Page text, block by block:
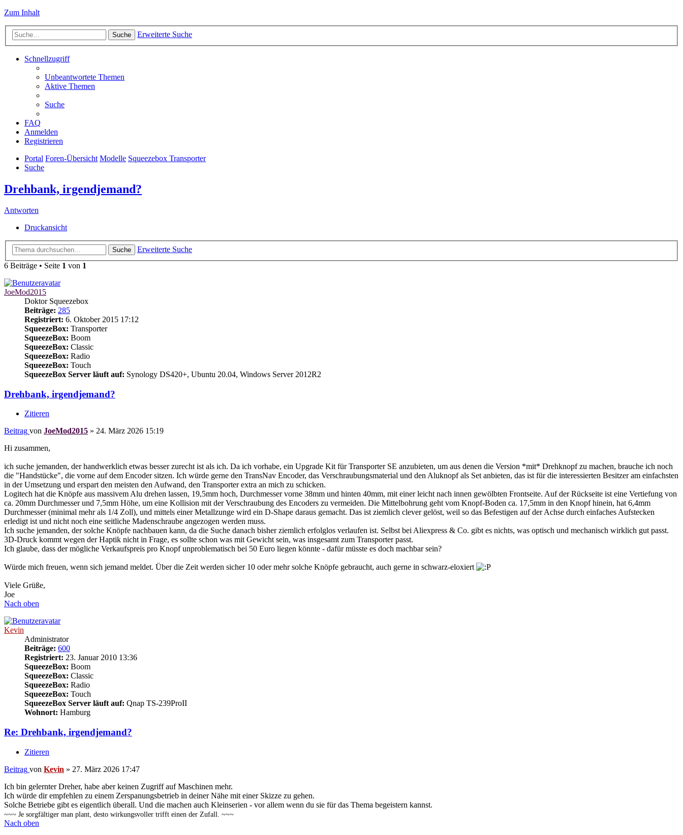
Zum Inhalt
Suche Erweiterte Suche
Schnellzugriff
Unbeantwortete Themen
Aktive Themen
Suche
FAQ
Anmelden
Registrieren
Portal Foren-Übersicht Modelle Squeezebox Transporter
Suche
Drehbank, irgendjemand?
Antworten
Druckansicht
Suche
Erweiterte Suche
6 Beiträge • Seite 1 von 1
JoeMod2015
Doktor Squeezebox
Beiträge: 285
Registriert: 6. Oktober 2015 17:12
SqueezeBox: Transporter
SqueezeBox: Boom
SqueezeBox: Classic
SqueezeBox: Radio
SqueezeBox: Touch
SqueezeBox Server läuft auf: Synology DS420+, Ubuntu 20.04, Windows Server 2012R2
Drehbank, irgendjemand?
Zitieren
Beitrag von JoeMod2015 » 24. März 2026 15:19
Hi zusammen,
ich suche jemanden, der handwerklich etwas besser zurecht ist als ich. Da ich vorhabe, ein Upgrade Kit für Transporter SE anzubieten, um aus denen die Version *mit* Drehknopf zu machen, brauche ich noch
die "Handstücke", die vorne auf dem Encoder sitzen. Ich würde gerne den TransNav Encoder, das Verschraubungsmaterial und den Aluknopf als Set anbieten, das ist für die interessierten Besitzer am einfachsten
in der Umsetzung und erspart den meisten den Aufwand, den Transporter extra an mich zu schicken.
Logitech hat die Knöpfe aus massivem Alu drehen lassen, 19,5mm hoch, Durchmesser vorne 38mm und hinten 40mm, mit einer leicht nach innen gewölbten Frontseite. Auf der Rückseite ist eine Vertiefung von
ca. 20mm Durchmesser und 7,5mm Höhe, um eine Kollision mit der Verschraubung des Encoders zu vermeiden. Die Mittelbohrung geht vom Knopf-Boden ca. 17,5mm in den Knopf hinein, hat 6,4mm
Durchmesser (minimal mehr als 1/4 Zoll), und mittels einer Metallzunge wird ein D-Shape daraus gemacht. Das ist ziemlich clever gelöst, weil so das Befestigen auf der Achse durch einfaches Aufstecken
erledigt ist und nicht noch eine seitliche Madenschraube angezogen werden muss.
Ich suche jemanden, der solche Knöpfe nachbauen kann, da die Suche danach bisher ziemlich erfolglos verlaufen ist. Selbst bei Aliexpress & Co. gibt es nichts, was optisch und mechanisch wirklich gut passt.
3D-Druck kommt wegen der Haptik nicht in Frage, es sollte schon was mit Gewicht sein, was insgesamt zum Transporter passt.
Ich glaube, dass der mögliche Verkaufspreis pro Knopf unproblematisch bei 50 Euro liegen könnte - dafür müsste es doch machbar sein?
Würde mich freuen, wenn sich jemand meldet. Über die Zeit werden sicher 10 oder mehr solche Knöpfe gebraucht, auch gerne in schwarz-eloxiert
Viele Grüße,
Joe
Nach oben
Kevin
Administrator
Beiträge: 600
Registriert: 23. Januar 2010 13:36
SqueezeBox: Boom
SqueezeBox: Classic
SqueezeBox: Radio
SqueezeBox: Touch
SqueezeBox Server läuft auf: Qnap TS-239ProII
Wohnort: Hamburg
Re: Drehbank, irgendjemand?
Zitieren
Beitrag von Kevin » 27. März 2026 17:47
Ich bin gelernter Dreher, habe aber keinen Zugriff auf Maschinen mehr.
Ich würde dir empfehlen zu einem Zerspanungsbetrieb in deiner Nähe mit einer Skizze zu gehen.
Solche Betriebe gibt es eigentlich überall. Und die machen auch Kleinserien - vor allem wenn du sie für das Thema begeistern kannst.
~~~ Je sorgfältiger man plant, desto wirkungsvoller trifft einen der Zufall. ~~~
Nach oben